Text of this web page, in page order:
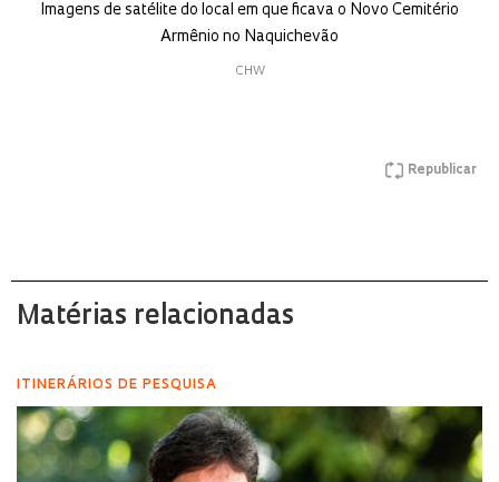
Imagens de satélite do local em que ficava o Novo Cemitério
Armênio no Naquichevão
CHW
Republicar